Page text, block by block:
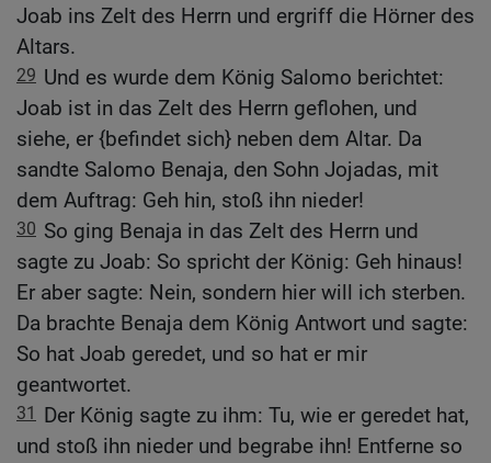
Joab ins Zelt des Herrn und ergriff die Hörner des
Altars.
29 Und es wurde dem König Salomo berichtet:
Joab ist in das Zelt des Herrn geflohen, und
siehe, er {befindet sich} neben dem Altar. Da
sandte Salomo Benaja, den Sohn Jojadas, mit
dem Auftrag: Geh hin, stoß ihn nieder!
30 So ging Benaja in das Zelt des Herrn und
sagte zu Joab: So spricht der König: Geh hinaus!
Er aber sagte: Nein, sondern hier will ich sterben.
Da brachte Benaja dem König Antwort und sagte:
So hat Joab geredet, und so hat er mir
geantwortet.
31
Der König sagte zu ihm: Tu, wie er geredet hat,
und stoß ihn nieder und begrabe ihn! Entferne so